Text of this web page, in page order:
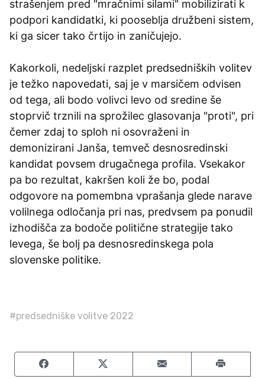
strašenjem pred "mračnimi silami" mobilizirati k
podpori kandidatki, ki pooseblja družbeni sistem,
ki ga sicer tako črtijo in zaničujejo.
Kakorkoli, nedeljski razplet predsedniških volitev
je težko napovedati, saj je v marsičem odvisen
od tega, ali bodo volivci levo od sredine še
stoprvič trznili na sprožilec glasovanja "proti", pri
čemer zdaj to sploh ni osovraženi in
demonizirani Janša, temveč desnosredinski
kandidat povsem drugačnega profila. Vsekakor
pa bo rezultat, kakršen koli že bo, podal
odgovore na pomembna vprašanja glede narave
volilnega odločanja pri nas, predvsem pa ponudil
izhodišča za bodoče politične strategije tako
levega, še bolj pa desnosredinskega pola
slovenske politike.
#predsedniške volitve 2022
Share on FacebookShare on TwitterShare by email